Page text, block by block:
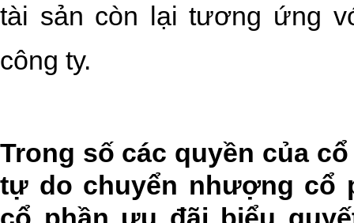
tài sản còn lại tương ứng
công ty.
Trong số các quyền của
tự do chuyển nhượng cổ